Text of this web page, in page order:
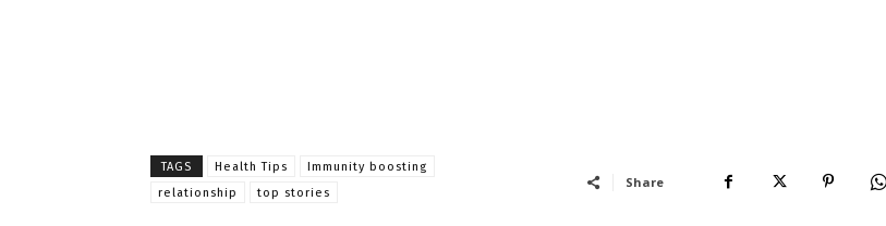
TAGS Health Tips
Immunity boosting
relationship
top stories
Share